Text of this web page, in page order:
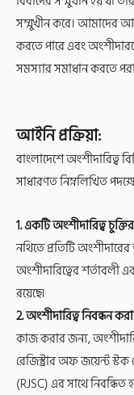
সম্মুখীন করে। আমাদের
করতে পারে এবং
সমস্যার সমাধান করতে
আইনি প্রক্রিয়া:
বাংলাদেশে অংশীদারিত্ব
সাধারণত নিম্নলিখিত
1. একটি অংশীদারিত্ব
নথিতে প্রতিটি
অংশীদারিত্বের শর্তাবলী
রয়েছে৷
2. অংশীদারিত্ব নিবন্ধন
কাজ করার জন্য,
রেজিস্ট্রার অফ জয়েন্ট
(RJSC) এর সাথে নিবন্ধিত